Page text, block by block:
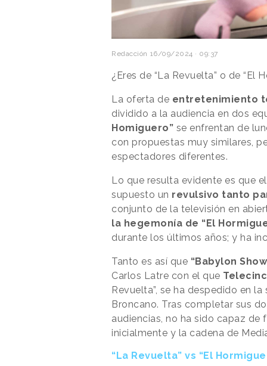
Redacción 16/09/2024 · 09:37
¿Eres de “La Revuelta” o de “El
La oferta de entretenimiento
dividido a la audiencia en dos
Homiguero” se enfrentan de
con propuestas muy similares,
espectadores diferentes.
Lo que resulta evidente es que
supuesto un revulsivo tanto
conjunto de la televisión en
la hegemonía de “El
durante los últimos años; y ha
Tanto es así que “Babylon
Carlos Latre con el que
Revuelta”, se ha despedido en
Broncano. Tras completar sus
audiencias, no ha sido capaz de
inicialmente y la cadena de
“La Revuelta” vs “El